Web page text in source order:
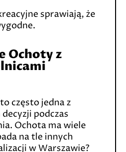
sprawiają, że
Ochoty z
często jedna z
podczas
Ochota ma wiele
na tle innych
w Warszawie?